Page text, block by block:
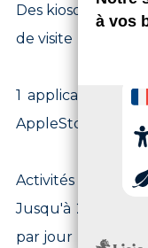
Des kiosques de
de visite
1 application
AppleStore et
Activités :
Jusqu'à 20
par jour